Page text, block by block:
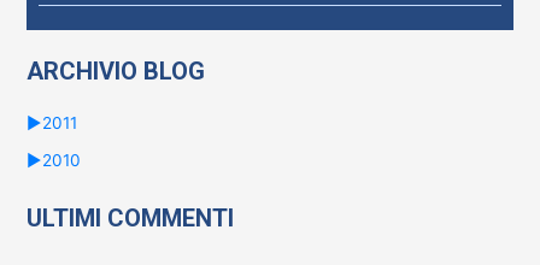
ARCHIVIO BLOG
►2011
►2010
ULTIMI COMMENTI